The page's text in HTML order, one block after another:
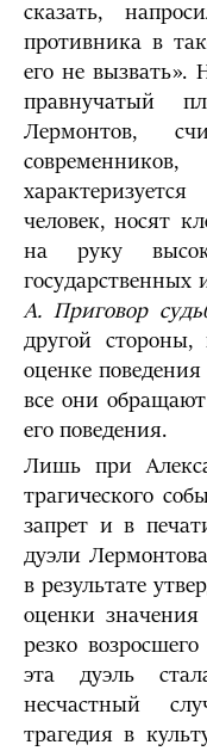
сказать,
противника в
его не вызвать».
правнучатый
Лермонтов,
человек, носят
на руку
государственных
А. Приговор
другой
оценке
все они
его поведения.
Лишь при
трагического
запрет и в
дуэли
в результате
оценки
резко
эта дуэль
несчастный
трагедия в